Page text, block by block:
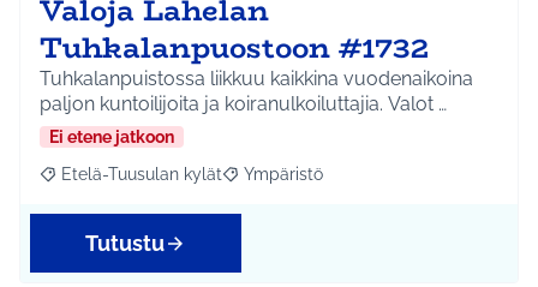
Valoja Lahelan
Tuhkalanpuostoon #1732
Tuhkalanpuistossa liikkuu kaikkina vuodenaikoina
paljon kuntoilijoita ja koiranulkoiluttajia. Valot …
Ei etene jatkoon
Rajaa tulokset aihepiirin mukaan: Etelä-Tuusulan kylät
Etelä-Tuusulan kylät Rajaa tulokset teeman mukaan:
Ympäristö
Tutustu